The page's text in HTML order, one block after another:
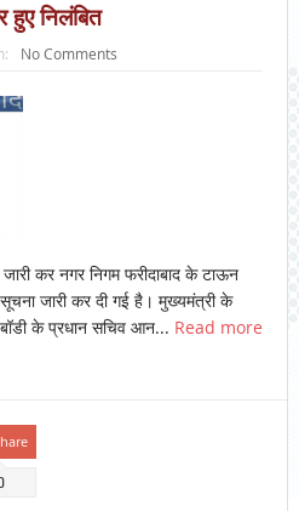
हुए निलंबित
No Comments
कर नगर निगम फरीदाबाद के टाऊन
जारी कर दी गई है। मुख्यमंत्री के
बॉडी के प्रधान सचिव आन... Read more